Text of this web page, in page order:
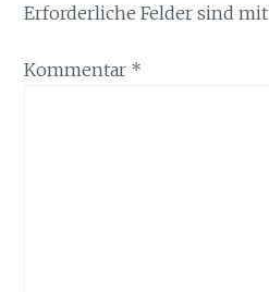
Erforderliche Felder sind mit
Kommentar *